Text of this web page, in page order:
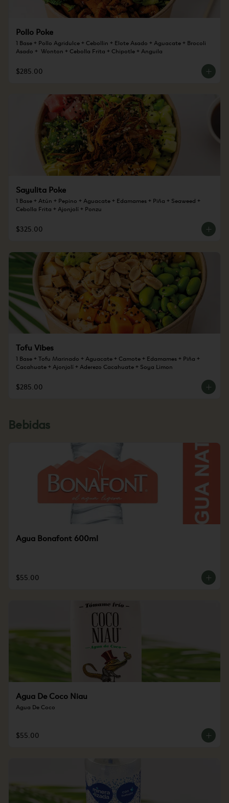
Pollo Poke
1 Base + Pollo Agridulce + Cebollin + Elote Asado + Aguacate + Brocoli
Asado +  Wonton + Cebolla Frita + Chipotle + Anguila
$285.00
Sayulita Poke
1 Base + Atún + Pepino + Aguacate + Edamames + Piña + Seaweed +
Cebolla Frita + Ajonjolí + Ponzu
$325.00
Tofu Vibes
1 Base + Tofu Marinado + Aguacate + Camote + Edamames + Piña +
Cacahuate + Ajonjolí + Aderezo Cacahuate + Soya Limon
$285.00
Bebidas
Agua Bonafont 600ml
$55.00
Agua De Coco Niau
Agua De Coco
$55.00